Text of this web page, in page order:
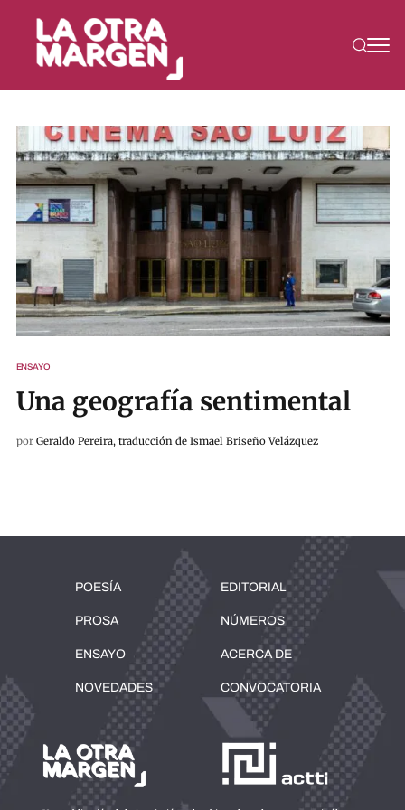
ENSAYO
Una geografía sentimental
por Geraldo Pereira, traducción de Ismael Briseño Velázquez
POESÍA
PROSA
ENSAYO
NOVEDADES
EDITORIAL
NÚMEROS
ACERCA DE
CONVOCATORIA